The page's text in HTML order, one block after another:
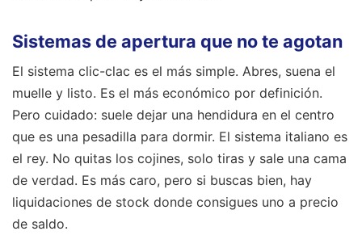
Sistemas de apertura que no te agotan
El sistema clic-clac es el más simple. Abres, suena el
muelle y listo. Es el más económico por definición.
Pero cuidado: suele dejar una hendidura en el centro
que es una pesadilla para dormir. El sistema italiano es
el rey. No quitas los cojines, solo tiras y sale una cama
de verdad. Es más caro, pero si buscas bien, hay
liquidaciones de stock donde consigues uno a precio
de saldo.